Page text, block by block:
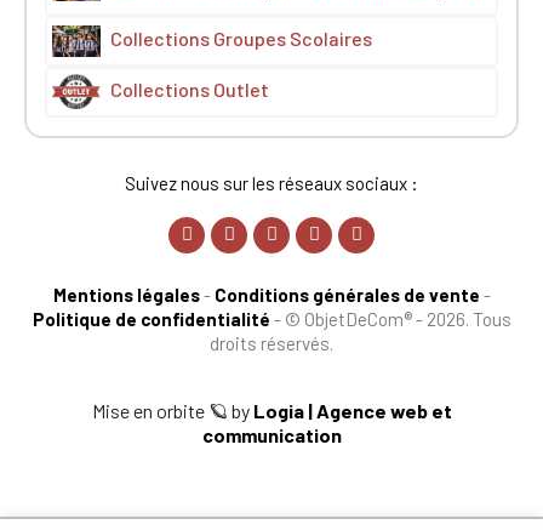
Collections Groupes Scolaires
Collections Outlet
Suivez nous sur les réseaux sociaux :
Mentions légales- Conditions générales de vente -
Politique de confidentialité - © ObjetDeCom® - 2026. Tous
droits réservés.
Mise en orbite 🪐 by Logia | Agence web et
communication